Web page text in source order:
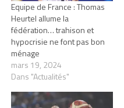
Equipe de France : Thomas
Heurtel allume la
fédération… trahison et
hypocrisie ne font pas bon
ménage
mars 19, 2024
Dans "Actualités"